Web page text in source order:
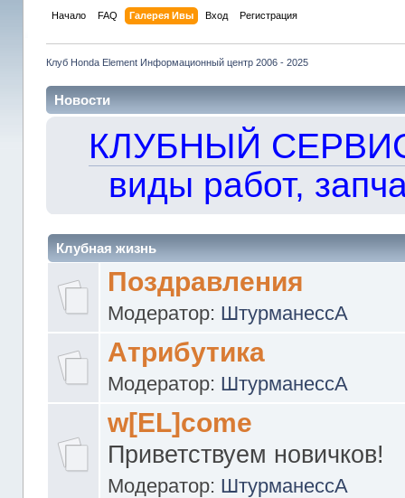
Начало FAQ Галерея Ивы Вход Регистрация
Клуб Honda Element Информационный центр 2006 - 2025
Новости
КЛУБНЫЙ
виды работ,
Клубная жизнь
Поздравления
Модератор: ШтурманессА
Атрибутика
Модератор: ШтурманессА
w[EL]come
Приветствуем новичков!
Модератор: ШтурманессА